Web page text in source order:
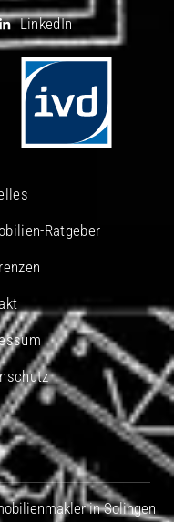
LinkedIn
Ratgeber
in Solingen